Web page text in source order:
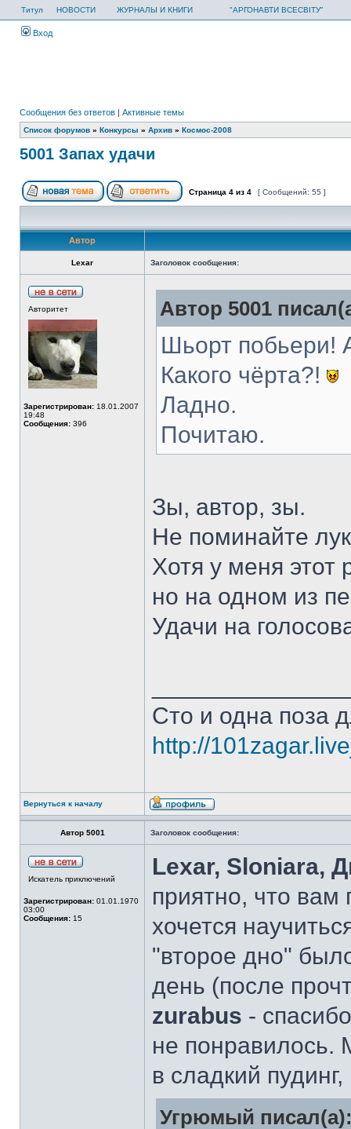
Титул НОВОСТИ ЖУРНАЛЫ И КНИГИ "АРГОНАВТИ ВСЕСВІТУ"
Вход
Сообщения без ответов | Активные темы
Список форумов » Конкурсы » Архив » Космос-2008
5001 Запах удачи
Страница 4 из 4 [ Сообщений: 55 ]
Автор
Lexar Заголовок сообщения:
Авторитет
Зарегистрирован: 18.01.2007
19:48
Сообщения: 396
Автор 5001
Шьорт побьери!
Какого чёрта?!
Ладно.
Почитаю.
Зы, автор, зы.
Не поминайте
Хотя у меня этот
но на одном из
Удачи на
Сто и одна поза
http://
Вернуться к началу
Автор 5001 Заголовок сообщения:
Искатель приключений
Зарегистрирован: 01.01.1970
03:00
Сообщения: 15
Lexar, Sloniara,
приятно, что вам
хочется
"второе дно"
день (после
zurabus -
не понравилось.
в сладкий
Угрюмый